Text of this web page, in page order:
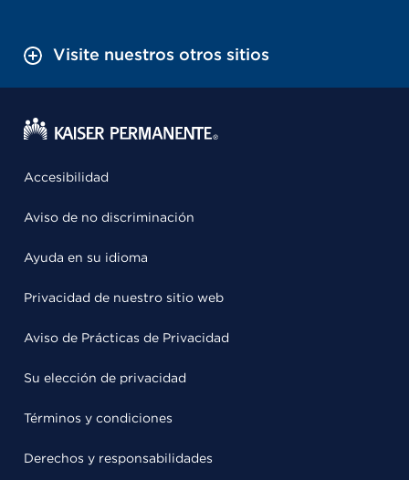
Visite nuestros otros sitios
Accesibilidad
Aviso de no discriminación
Ayuda en su idioma
Privacidad de nuestro sitio web
Aviso de Prácticas de Privacidad
Su elección de privacidad
Términos y condiciones
Derechos y responsabilidades